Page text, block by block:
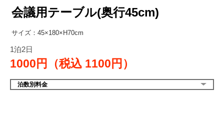
会議用テーブル(奥行45cm)
サイズ：45×180×H70cm
1泊2日
1000円（税込 1100円）
泊数別料金